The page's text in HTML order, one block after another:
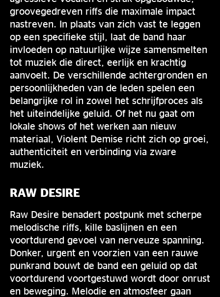
groovegedreven riffs die maximale impact
nastreven. In plaats van zich vast te leggen
op een specifieke stijl, laat de band haar
invloeden op natuurlijke wijze samensmelten
tot muziek die direct, eerlijk en krachtig
aanvoelt. De verschillende achtergronden en
persoonlijkheden van de leden spelen een
belangrijke rol in zowel het schrijfproces als
het uiteindelijke geluid. Of het nu gaat om
lokale shows of het werken aan nieuw
materiaal, Violent Demise richt zich op groei,
authenticiteit en verbinding via zware
muziek.
RAW DESIRE
Raw Desire benadert postpunk met scherpe
melodische riffs, kille baslijnen en een
voortdurend gevoel van nerveuze spanning.
Donker, urgent en voorzien van een rauwe
punkrand bouwt de band een geluid op dat
voortdurend voortgestuwd wordt door onrust
en beweging. Melodie en atmosfeer gaan